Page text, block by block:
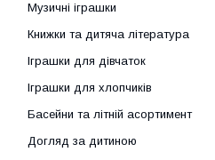
Музичні іграшки
Книжки та дитяча література
Іграшки для дівчаток
Іграшки для хлопчиків
Басейни та літній асортимент
Догляд за дитиною